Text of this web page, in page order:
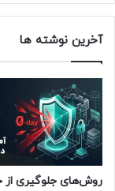
حتما بخوانید :
ریزپلاستیک‌ها
آخرین نوشته ها
روش‌های جلوگیری از